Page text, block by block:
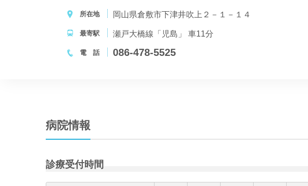
所在地 岡山県倉敷市下津井吹上２－１－１４
最寄駅 瀬戸大橋線「児島」 車11分
電 話 086-478-5525
病院情報
診療受付時間